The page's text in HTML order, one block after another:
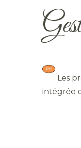
Les
intégrée